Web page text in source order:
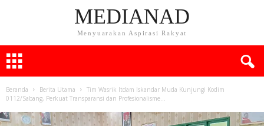
MEDIANAD
Menyuarakan Aspirasi Rakyat
Beranda Berita Utama
Tim Wasrik Itdam Iskandar Muda Kunjungi Kodim
0112/Sabang, Perkuat Transparansi dan Profesionalisme...